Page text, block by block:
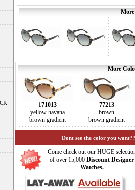
More
171013
yellow havana
brown gradient
77213
brown
brown gradient
Dont see the color you
Come check out our HUGE
of over 15,000 Discount Designer
Watches.